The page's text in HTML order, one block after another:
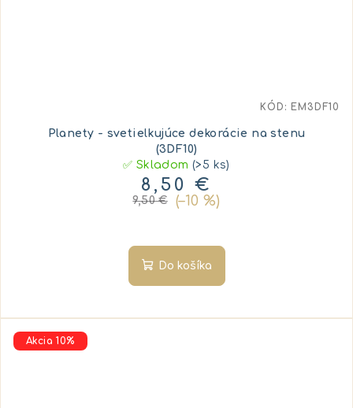
Planety - svetielkujúce dekorácie na stenu
(3DF10)
✅ Skladom(>5 ks)
8,50 €
9,50 € (–10 %)
Do košíka
KÓD: EM3DF10
Akcia 10%